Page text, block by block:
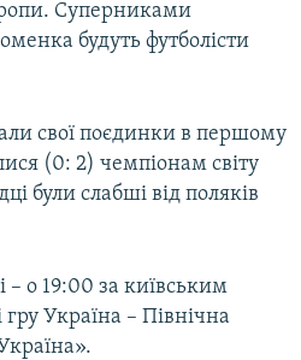
Суперниками
будуть футболісти
свої поєдинки в першому
(0: 2) чемпіонам світу
були слабші від поляків
– о 19:00 за київським
Україна – Північна